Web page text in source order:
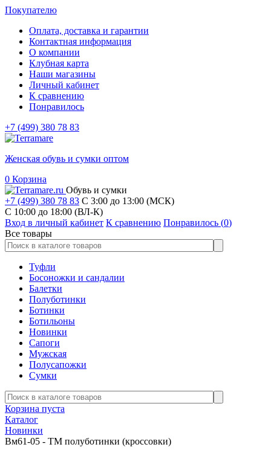
Покупателю
Оплата, доставка и гарантии
Контактная информация
О компании
Клубная карта
Наши магазины
Личный кабинет
К сравнению
Понравилось
+7 (499) 380 78 83
Женская обувь и сумки оптом
0 Корзина
Обувь и сумки
+7 (499) 380 78 83 С 3:00 до 13:00 (МСК)
C 10:00 до 18:00 (ВЛ-К)
Вход в личный кабинет К сравнению Понравилось (0)
Все товары
Туфли
Босоножки и сандалии
Балетки
Полуботинки
Ботинки
Ботильоны
Новинки
Сапоги
Мужская
Полусапожки
Сумки
Корзина пуста
Каталог
Новинки
Вм61-05 - ТМ полуботинки (кроссовки)